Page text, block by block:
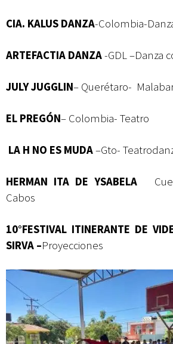
CIA. KALUS DANZA-Colombia-
ARTEFACTIA DANZA-GDL
JULY JUGGLIN– Querétaro-
EL PREGÓN– Colombia- Teatro
LA H NO ES MUDA–Gto-
HERMAN ITA DE YSABELA
Cabos
10°FESTIVAL ITINERANTE DE
SIRVA –Proyecciones